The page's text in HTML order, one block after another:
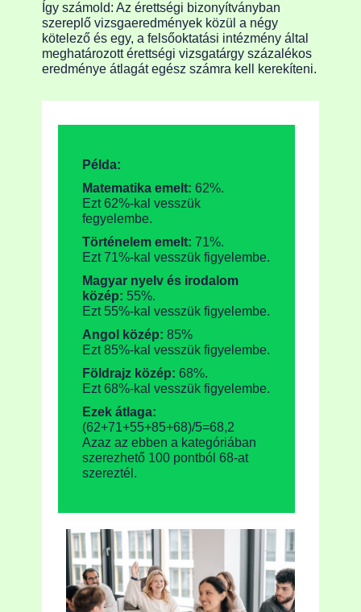
Így számold: Az érettségi bizonyítványban
szereplő vizsgaeredmények közül a négy
kötelező és egy, a felsőoktatási intézmény által
meghatározott érettségi vizsgatárgy százalékos
eredménye átlagát egész számra kell kerekíteni.
Példa:
Matematika emelt: 62%.
Ezt 62%-kal vesszük
fegyelembe.
Történelem emelt: 71%.
Ezt 71%-kal vesszük figyelembe.
Magyar nyelv és irodalom
közép: 55%.
Ezt 55%-kal vesszük figyelembe.
Angol közép: 85%
Ezt 85%-kal vesszük figyelembe.
Földrajz közép: 68%.
Ezt 68%-kal vesszük figyelembe.
Ezek átlaga:
(62+71+55+85+68)/5=68,2
Azaz az ebben a kategóriában
szerezhető 100 pontból 68-at
szereztél.